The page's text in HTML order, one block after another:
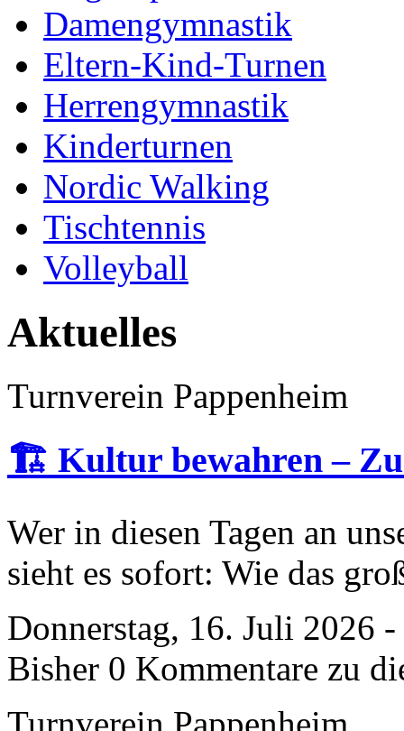
Damengymnastik
Eltern-Kind-Turnen
Herrengymnastik
Kinderturnen
Nordic Walking
Tischtennis
Volleyball
Aktuelles
Turnverein Pappenheim
🏗️ Kultur bewahren –
Wer in diesen Tagen an
sieht es sofort: Wie das
Donnerstag, 16. Juli 2026
Bisher 0 Kommentare zu
Turnverein Pappenheim